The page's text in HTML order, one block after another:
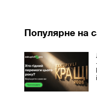
Популярне на